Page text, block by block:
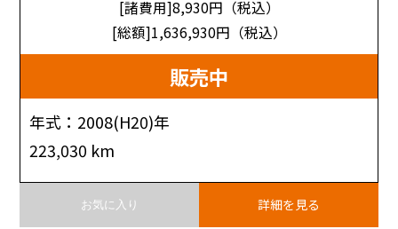
[諸費用]8,930円（税込）
[総額]1,636,930円（税込）
販売中
年式：2008(H20)年
223,030 km
お気に入り 詳細を見る